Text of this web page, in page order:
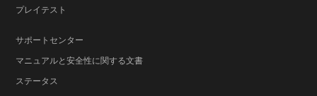
プレイテスト
サポートセンター
マニュアルと安全性に関する文書
ステータス